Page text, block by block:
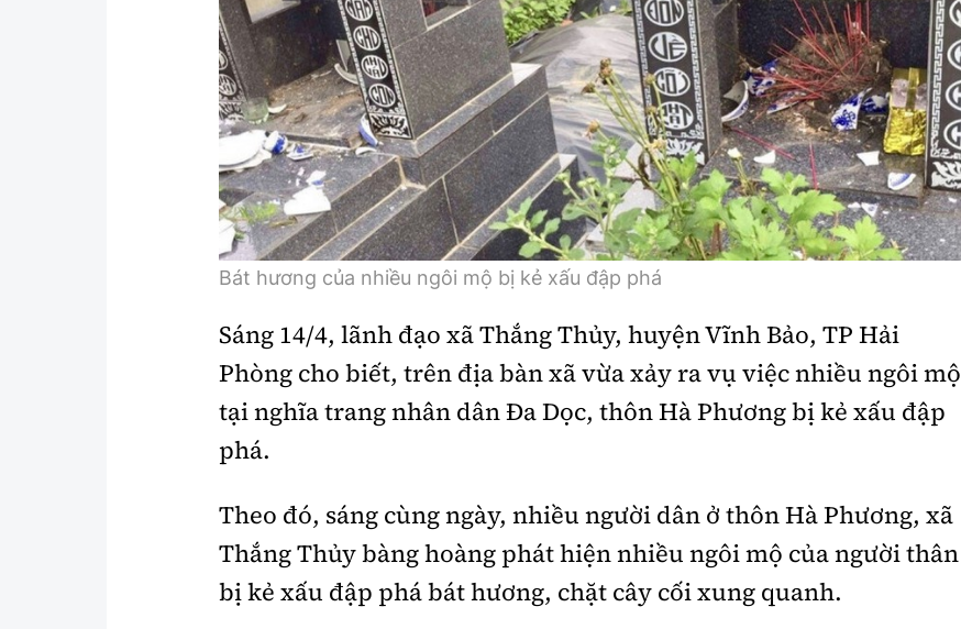
Lao động - Công đoàn
Showbiz
Điện ảnh
Âm nhạc
Bình luận
Hậu trường sao
360 độ thể thao
Sản phẩm mới
AI
Tư vấn
Thời sự Quốc tế
Hồ sơ tài liệu
Thế giới xây dựng
Đi ++
Du lịch
Khám phá
Ẩm thực
Video
Thời sự
Khám phá
Câu chuyện giao thông
Lăng kính xây dựng
Bát hương của nhiều ngôi mộ bị kẻ xấu đập phá
Sáng 14/4, lãnh đạo xã Thắng Thủy, huyện Vĩnh Bảo, TP Hải
Phòng cho biết, trên địa bàn xã vừa xảy ra vụ việc nhiều ngôi mộ
tại nghĩa trang nhân dân Đa Dọc, thôn Hà Phương bị kẻ xấu đập
phá.
Theo đó, sáng cùng ngày, nhiều người dân ở thôn Hà Phương, xã
Thắng Thủy bàng hoàng phát hiện nhiều ngôi mộ của người thân
bị kẻ xấu đập phá bát hương, chặt cây cối xung quanh.